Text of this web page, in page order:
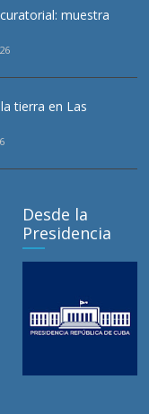
muestra
tierra en Las
Desde la
Presidencia